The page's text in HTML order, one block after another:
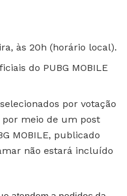
às 20h (horário local).
do PUBG MOBILE
por votação
por meio de um post
MOBILE, publicado
não estará incluído